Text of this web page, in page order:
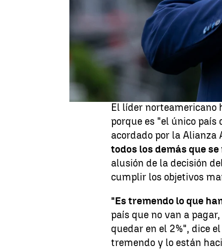
Donald Trumpvuelve a
Gobierno,Pedro Sánchez
asegura que
hará a
por no pagar ese
EEUU negociará
comercial para
El líder norteamericano
porque es "el único
acordado por la Alianza
todos los demás que
alusión de la decisión
cumplir los objetivos
"Es tremendo lo que
país que no van a
quedar en el 2%", dice
tremendo y lo están